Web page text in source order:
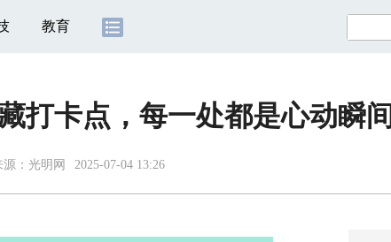
教育
打卡点，每一处都是心动瞬间
源： 光明网 2025-07-04 13:26